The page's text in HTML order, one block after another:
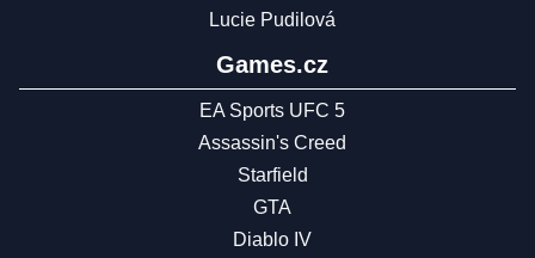
Lucie Pudilová
Games.cz
EA Sports UFC 5
Assassin's Creed
Starfield
GTA
Diablo IV